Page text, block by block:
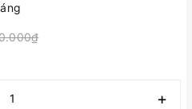
+